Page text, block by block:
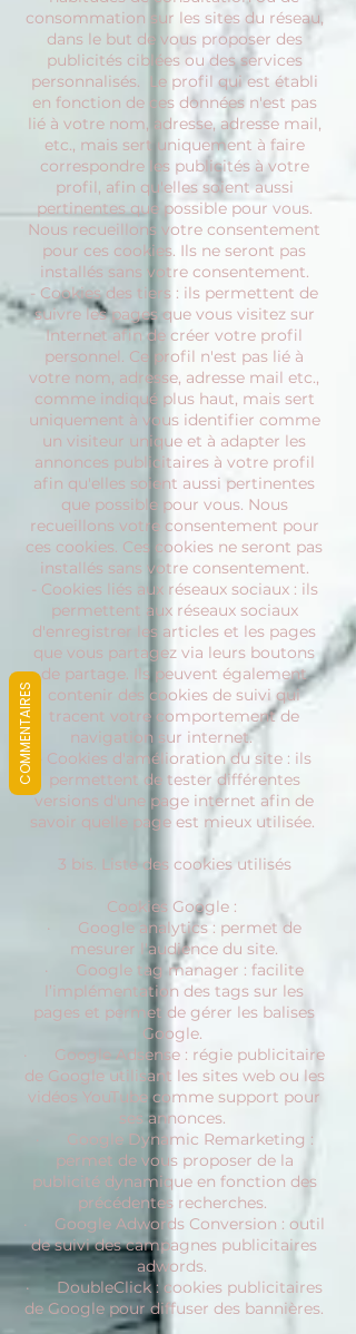
consommation sur les sites du réseau,
dans le but de vous proposer des
publicités ciblées ou des services
personnalisés. Le profil qui est établi
en fonction de ces données n'est pas
lié à votre nom, adresse, adresse mail,
etc., mais sert uniquement à faire
correspondre les publicités à votre
profil, afin qu'elles soient aussi
pertinentes que possible pour vous.
Nous recueillons votre consentement
pour ces cookies. Ils ne seront pas
installés sans votre consentement.
- Cookies des tiers : ils permettent de
suivre les pages que vous visitez sur
Internet afin de créer votre profil
personnel. Ce profil n'est pas lié à
votre nom, adresse, adresse mail etc.,
comme indiqué plus haut, mais sert
uniquement à vous identifier comme
un visiteur unique et à adapter les
annonces publicitaires à votre profil
afin qu'elles soient aussi pertinentes
que possible pour vous. Nous
recueillons votre consentement pour
ces cookies. Ces cookies ne seront pas
installés sans votre consentement.
- Cookies liés aux réseaux sociaux : ils
permettent aux réseaux sociaux
d'enregistrer les articles et les pages
que vous partagez via leurs boutons
de partage. Ils peuvent également
contenir des cookies de suivi qui
tracent votre comportement de
navigation sur internet.
- Cookies d'amélioration du site : ils
permettent de tester différentes
versions d'une page internet afin de
savoir quelle page est mieux utilisée.
3 bis. Liste des cookies utilisés
Cookies Google :
· Google analytics : permet de
mesurer l'audience du site.
· Google tag manager : facilite
l’implémentation des tags sur les
pages et permet de gérer les balises
Google.
· Google Adsense : régie publicitaire
de Google utilisant les sites web ou les
vidéos YouTube comme support pour
ses annonces.
· Google Dynamic Remarketing :
permet de vous proposer de la
publicité dynamique en fonction des
précédentes recherches.
· Google Adwords Conversion : outil
de suivi des campagnes publicitaires
adwords.
· DoubleClick : cookies publicitaires
de Google pour diffuser des bannières.
COMMENTAIRES